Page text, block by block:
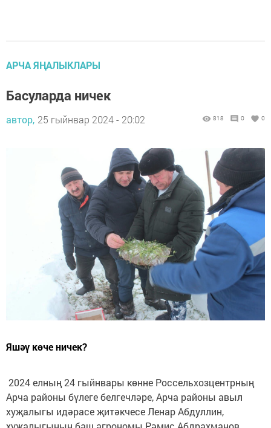
АРЧА ЯҢАЛЫКЛАРЫ
Басуларда ничек
автор, 25 гыйнвар 2024 - 20:02 818 0 0
Яшәү көче ничек?
2024 елның 24 гыйнвары көнне Россельхозцентрның
Арча районы бүлеге белгечләре, Арча районы авыл
хуҗалыгы идәрасе җитәкчесе Ленар Абдуллин,